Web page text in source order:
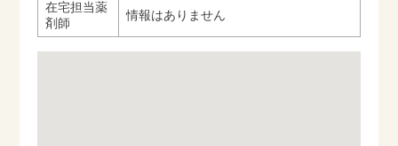
在宅担当薬
剤師
情報はありません